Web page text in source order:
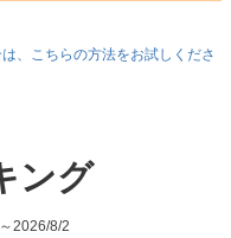
、こちらの方法をお試しくださ
ング
2026/8/2